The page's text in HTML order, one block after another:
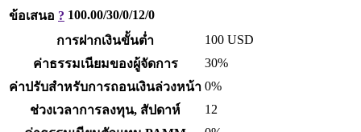
ข้อเสนอ ? 100.00/30/0/12/0
การฝากเงินขั้นต่ำ
100 USD
ค่าธรรมเนียมของผู้จัดการ
30%
ค่าปรับสำหรับการถอนเงินล่วงหน้า 0%
ช่วงเวลาการลงทุน, สัปดาห์
12